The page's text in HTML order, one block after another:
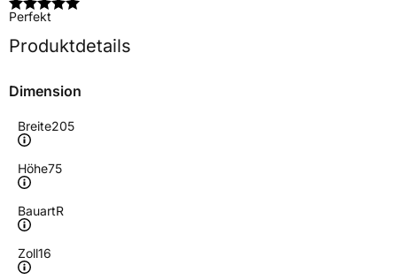
Perfekt
Produktdetails
Dimension
Breite205
Höhe75
BauartR
Zoll16